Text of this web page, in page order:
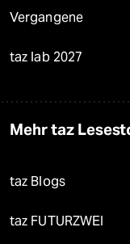
Vergangene
taz lab 2027
Mehr taz
taz Blogs
taz FUTURZWEI